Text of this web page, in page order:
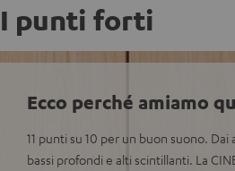
I punti forti
Ecco perché amiamo
11 punti su 10 per un buon suono.
bassi profondi e alti scintillanti. La